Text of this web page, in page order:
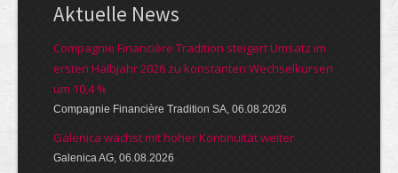
Aktuelle News
Compagnie Financière Tradition steigert Umsatz im
ersten Halbjahr 2026 zu konstanten Wechselkursen
um 10,4 %
Compagnie Financière Tradition SA, 06.08.2026
Galenica wächst mit hoher Kontinuität weiter
Galenica AG, 06.08.2026